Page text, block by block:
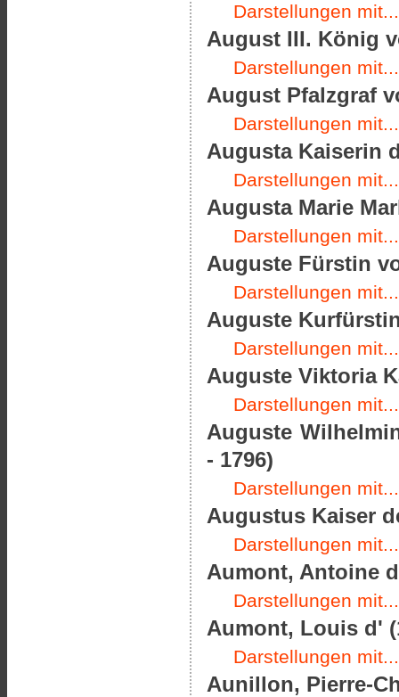
Darstellungen mit...
August III. König
Darstellungen mit...
August Pfalzgraf
Darstellungen mit...
Augusta Kaiserin
Darstellungen mit...
Augusta Marie
Darstellungen mit...
Auguste Fürstin
Darstellungen mit...
Auguste
Darstellungen mit...
Auguste Viktoria
Darstellungen mit...
Auguste
- 1796)
Darstellungen mit...
Augustus Kaiser
Darstellungen mit...
Aumont, Antoine
Darstellungen mit...
Aumont, Louis d'
Darstellungen mit...
Aunillon, Pierre-